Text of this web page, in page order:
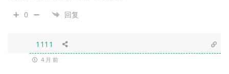
0 回复
1111
4 月 前